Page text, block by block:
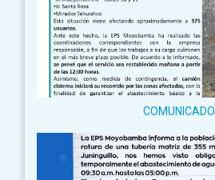
COMUNICADO